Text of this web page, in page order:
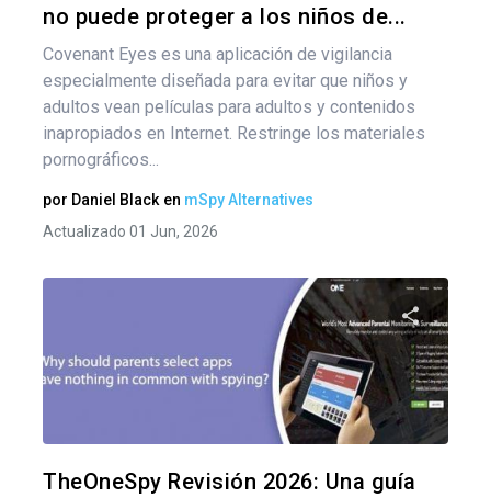
no puede proteger a los niños de...
Covenant Eyes es una aplicación de vigilancia
especialmente diseñada para evitar que niños y
adultos vean películas para adultos y contenidos
inapropiados en Internet. Restringe los materiales
pornográficos...
por Daniel Black en mSpy Alternatives
Actualizado 01 Jun, 2026
TheOneSpy Revisión 2026: Una guía